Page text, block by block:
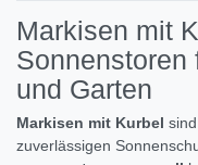
Markisen mit
Sonnenstoren
und Garten
Markisen mit Kurbel
zuverlässigen